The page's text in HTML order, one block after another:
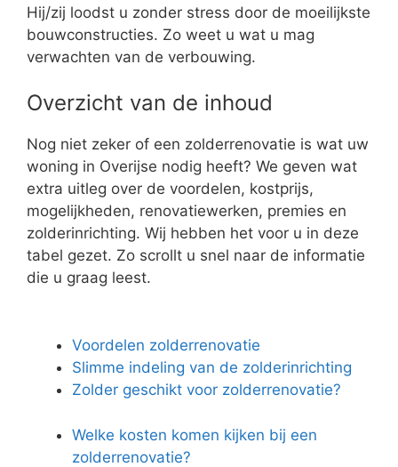
Hij/zij loodst u zonder stress door de moeilijkste
bouwconstructies. Zo weet u wat u mag
verwachten van de verbouwing.
Overzicht van de inhoud
Nog niet zeker of een zolderrenovatie is wat uw
woning in Overijse nodig heeft? We geven wat
extra uitleg over de voordelen, kostprijs,
mogelijkheden, renovatiewerken, premies en
zolderinrichting. Wij hebben het voor u in deze
tabel gezet. Zo scrollt u snel naar de informatie
die u graag leest.
Voordelen zolderrenovatie
Slimme indeling van de zolderinrichting
Zolder geschikt voor zolderrenovatie?
Welke kosten komen kijken bij een
zolderrenovatie?